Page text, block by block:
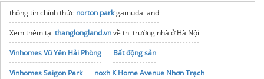
thông tin chính thức norton parkgamuda land
Xem thêm tại thanglongland.vnvề thị trường nhà ở Hà Nội
Vinhomes Vũ Yên Hải Phòng
Bất động sản
Vinhomes Saigon Park
noxh K Home Avenue Nhơn Trạch